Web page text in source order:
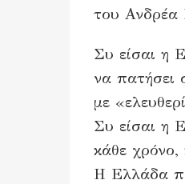
του Ανδρέα
Συ είσαι η
να πατήσει
με
Συ είσαι η
κάθε χρόνο,
Η Ελλάδα